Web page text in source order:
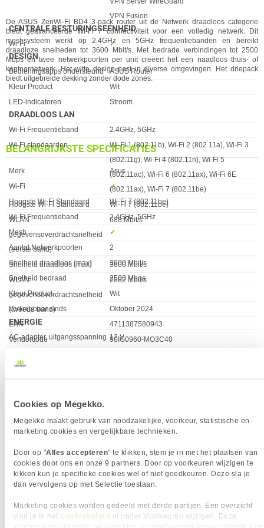
Cookies op Megekko.
Megekko maakt gebruik van noodzakelijke, voorkeur, statistische en
marketing cookies en vergelijkbare technieken.
Door op "Alles accepteren" te klikken, stem je in met het plaatsen van
cookies door ons en onze 9 partners. Door op voorkeuren wijzigen te
kikken kun je specifieke cookies wel of niet goedkeuren. Deze sla je
dan vervolgens op met Selectie toestaan.
Marketing cookies worden gedeeld met derde partijen. Een overzicht
vind je in het cookiebeleid of onder Voorkeuren wijzigen. Deze
De ASUS ZenWi-Fi BD4 3-pack router uit de Netwerk draadloos categorie
biedt geavanceerde Wi-Fi 7 connectiviteit voor een volledig netwerk. Dit
meshsysteem werkt op 2.4GHz en 5GHz frequentiebanden en bereikt
draadloze snelheden tot 3600 Mbit/s. Met bedrade verbindingen tot 2500
Mbps en twee netwerkpoorten per unit creëert het een naadloos thuis- of
kantoornetwerk. Het witte design past in diverse omgevingen. Het driepack
biedt uitgebreide dekking zonder dode zones.
BELANGRIJKSTE SPECIFICATIES
Eigenschap
Merk
Asus
Wi-Fi
✓︎
Hoogste Wi-Fi Standaard
Wi-Fi 7 (802.11be)
Wi-Fi Frequentieband
2.4GHz, 5GHz
Mesh
✓︎
Aantal Netwerkpoorten
2
Snelheid draadloos (max)
3600 Mbit/s
Snelheid bedraad
2500 Mbps
Kleur Product
Wit
Verkrijgbaar sinds
Oktober 2024
EAN
4711387580943
Vendorcode
90IG0960-MO3C40
VPN Fusion
CENTRALE BESTURINGSEENHEID
Eigenschap Waarde
Wi-Fi ✓︎
DESIGN
Eigenschap Waarde
Bedieningsapps ondersteund
ASUS Router
Kleur Product
Wit
LED-indicatoren
Stroom
DRAADLOOS LAN
Eigenschap Waarde
Wi-Fi Frequentieband
2.4GHz, 5GHz
Wi-Fi standaarden
Wi-Fi 1 (802.11b), Wi-Fi 2 (802.11a), Wi-Fi 3
(802.11g), Wi-Fi 4 (802.11n), Wi-Fi 5
(802.11ac), Wi-Fi 6 (802.11ax), Wi-Fi 6E
(802.11ax), Wi-Fi 7 (802.11be)
Hoogste Wi-Fi Standaard
Wi-Fi 7 (802.11be)
WLAN
gegevensoverdrachtsnelheid
(eerste band)
688 Mbit/s
Snelheid draadloos (max)
3600 Mbit/s
WLAN
gegevensoverdrachtsnelheid
(tweede band)
2882 Mbit/s
ENERGIE
Eigenschap Waarde
AC-adapter, uitgangsspanning 12 V
AC-ingangsfrequentie
Waarde
Snelheid bedraad
GEWICHT EN OMVANG
Diepte
70 mm
Gewicht
511 gram
Hoogte
140 mm
Eigenschap Waarde
Inclusief AC-adapter
VERGELIJKBARE PRODUCTEN
TP-Link DECO BE25(3-PACK) mesh-
5 GHz) Wi-Fi 7 (802.11be) Wit 2 Int
router
ASUS RT-BE58 Go router